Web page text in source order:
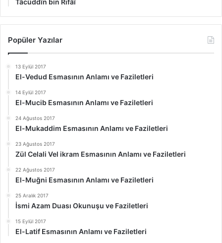
Popüler Yazılar
13 Eylül 2017
El-Vedud Esmasının Anlamı ve Faziletleri
14 Eylül 2017
El-Mucib Esmasının Anlamı ve Faziletleri
24 Ağustos 2017
El-Mukaddim Esmasının Anlamı ve Faziletleri
23 Ağustos 2017
Zül Celali Vel ikram Esmasının Anlamı ve Faziletleri
22 Ağustos 2017
El-Muğni Esmasının Anlamı ve Faziletleri
25 Aralık 2017
İsmi Azam Duası Okunuşu ve Faziletleri
15 Eylül 2017
El-Latif Esmasının Anlamı ve Faziletleri